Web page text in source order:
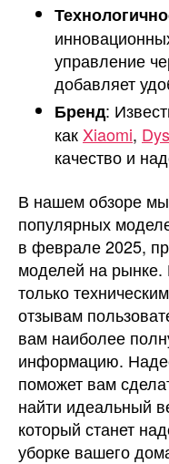
управление
добавляет
Бренд:
какXiaomi,
качество и
В нашем обзоре
популярных
в феврале 2025,
моделей на
только
отзывам
вам наиболее
информацию.
поможет вам
найти идеальный
который станет
уборке вашего